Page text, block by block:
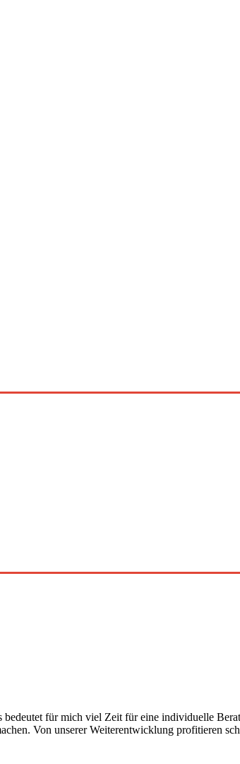
für mich viel Zeit für eine individuelle
Von unserer Weiterentwicklung profitieren